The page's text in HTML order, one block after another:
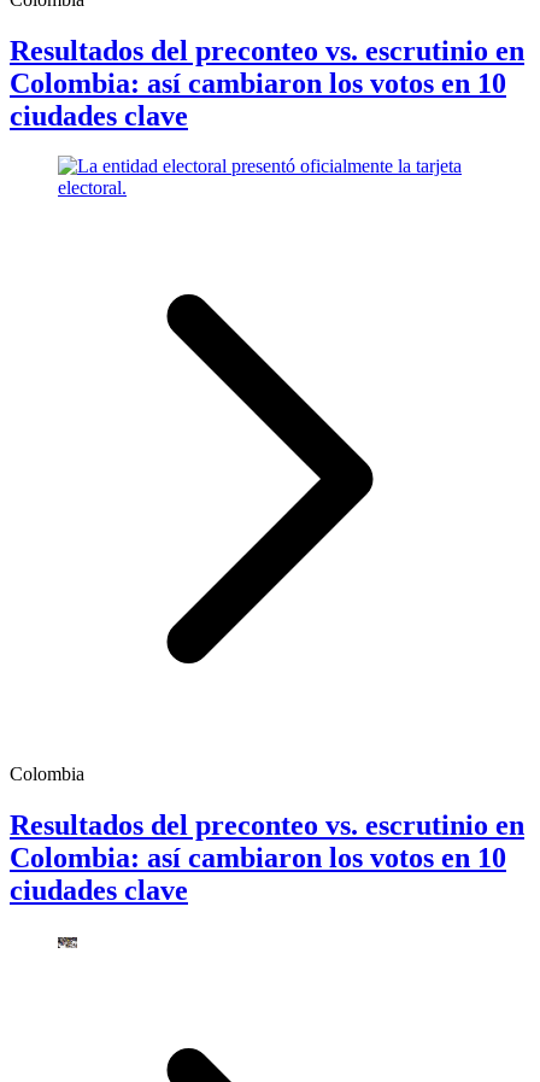
Resultados del preconteo vs. escrutinio en
Colombia: así cambiaron los votos en 10
ciudades clave
Colombia
Resultados del preconteo vs. escrutinio en
Colombia: así cambiaron los votos en 10
ciudades clave